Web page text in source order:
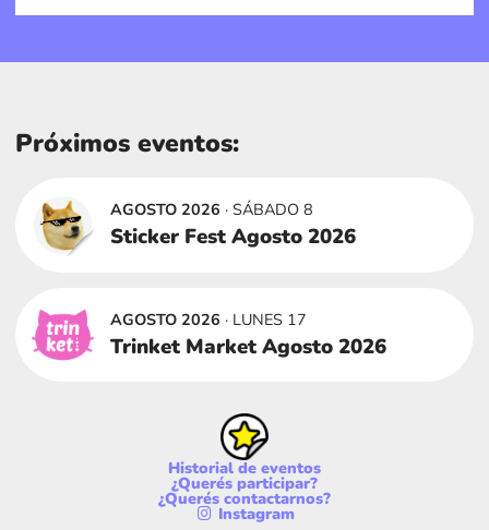
Próximos eventos:
AGOSTO 2026 · SÁBADO 8
Sticker Fest Agosto 2026
AGOSTO 2026 · LUNES 17
Trinket Market Agosto 2026
Historial de eventos
¿Querés participar?
¿Querés contactarnos?
Instagram